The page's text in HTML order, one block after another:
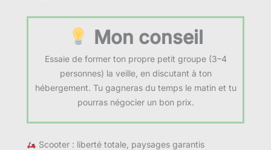
Mon conseil
Essaie de former ton propre petit groupe (3–4
personnes) la veille, en discutant à ton
hébergement. Tu gagneras du temps le matin et tu
pourras négocier un bon prix.
Scooter : liberté totale, paysages garantis